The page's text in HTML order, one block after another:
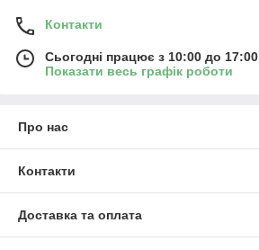
Контакти
Сьогодні працює з 10:00 до 17:00
Показати весь графік роботи
Про нас
Контакти
Доставка та оплата